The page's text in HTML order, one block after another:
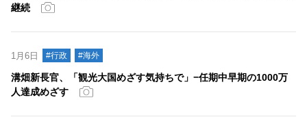
継続
1月6日 #行政 #海外
溝畑新長官、「観光大国めざす気持ちで」−任期中早期の1000万
人達成めざす